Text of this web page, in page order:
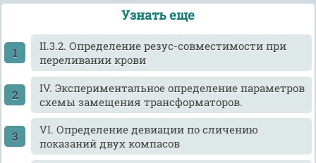
Узнать еще
II.3.2. Определение резус-совместимости при
переливании крови
IV. Экспериментальное определение параметров
схемы замещения трансформаторов.
VI. Определение девиации по сличению
показаний двух компасов